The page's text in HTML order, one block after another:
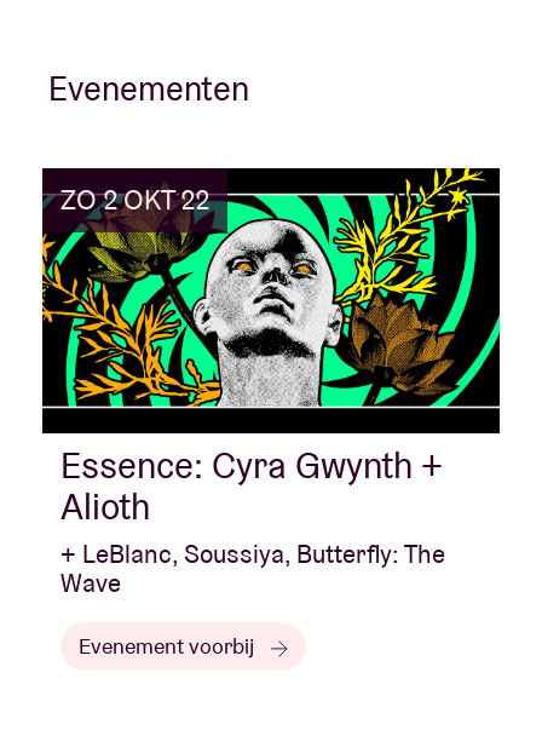
Evenementen
ZO 2 OKT 22
Essence: Cyra Gwynth +
Alioth
+ LeBlanc, Soussiya, Butterfly: The
Wave
Evenement voorbij